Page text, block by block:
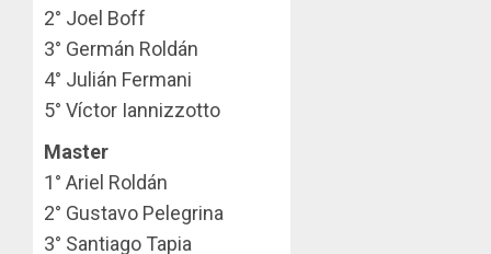
2° Joel Boff⁣
3° Germán Roldán⁣
4° Julián Fermani⁣
5° Víctor Iannizzotto⁣
Master
1° Ariel Roldán⁣
2° Gustavo Pelegrina⁣
3° Santiago Tapia⁣